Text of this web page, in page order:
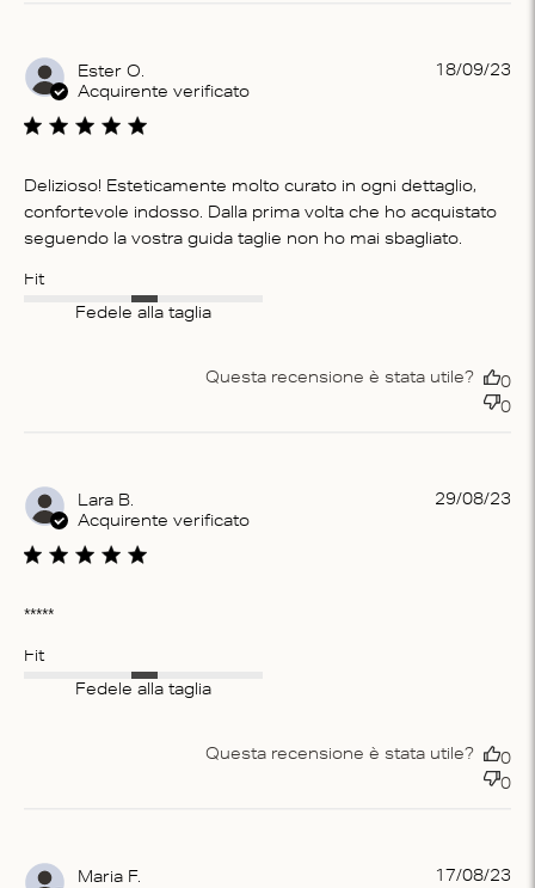
Ester O.
Acquirente verificato
Delizioso! Esteticamente molto curato in ogni dettaglio,
confortevole indosso. Dalla prima volta che ho acquistato
seguendo la vostra guida taglie non ho mai sbagliato.
Fit
Fedele alla taglia
18/09/23
Questa recensione è stata utile?
0
0
Lara B.
Acquirente verificato
*****
Fit
Fedele alla taglia
29/08/23
Questa recensione è stata utile?
0
0
Maria F.
17/08/23